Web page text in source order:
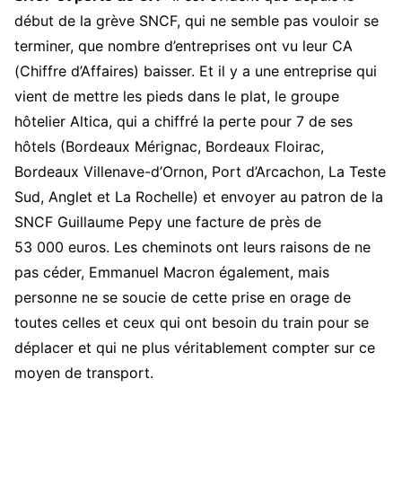
début de la grève SNCF, qui ne semble pas vouloir se
terminer, que nombre d’entreprises ont vu leur CA
(Chiffre d’Affaires) baisser. Et il y a une entreprise qui
vient de mettre les pieds dans le plat, le groupe
hôtelier Altica, qui a chiffré la perte pour 7 de ses
hôtels (Bordeaux Mérignac, Bordeaux Floirac,
Bordeaux Villenave-d’Ornon, Port d’Arcachon, La Teste
Sud, Anglet et La Rochelle) et envoyer au patron de la
SNCF Guillaume Pepy une facture de près de
53 000 euros. Les cheminots ont leurs raisons de ne
pas céder, Emmanuel Macron également, mais
personne ne se soucie de cette prise en orage de
toutes celles et ceux qui ont besoin du train pour se
déplacer et qui ne plus véritablement compter sur ce
moyen de transport.